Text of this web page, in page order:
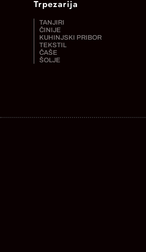
Trpezarija
TANJIRI
ČINIJE
KUHINJSKI PRIBOR
TEKSTIL
ČAŠE
ŠOLJE